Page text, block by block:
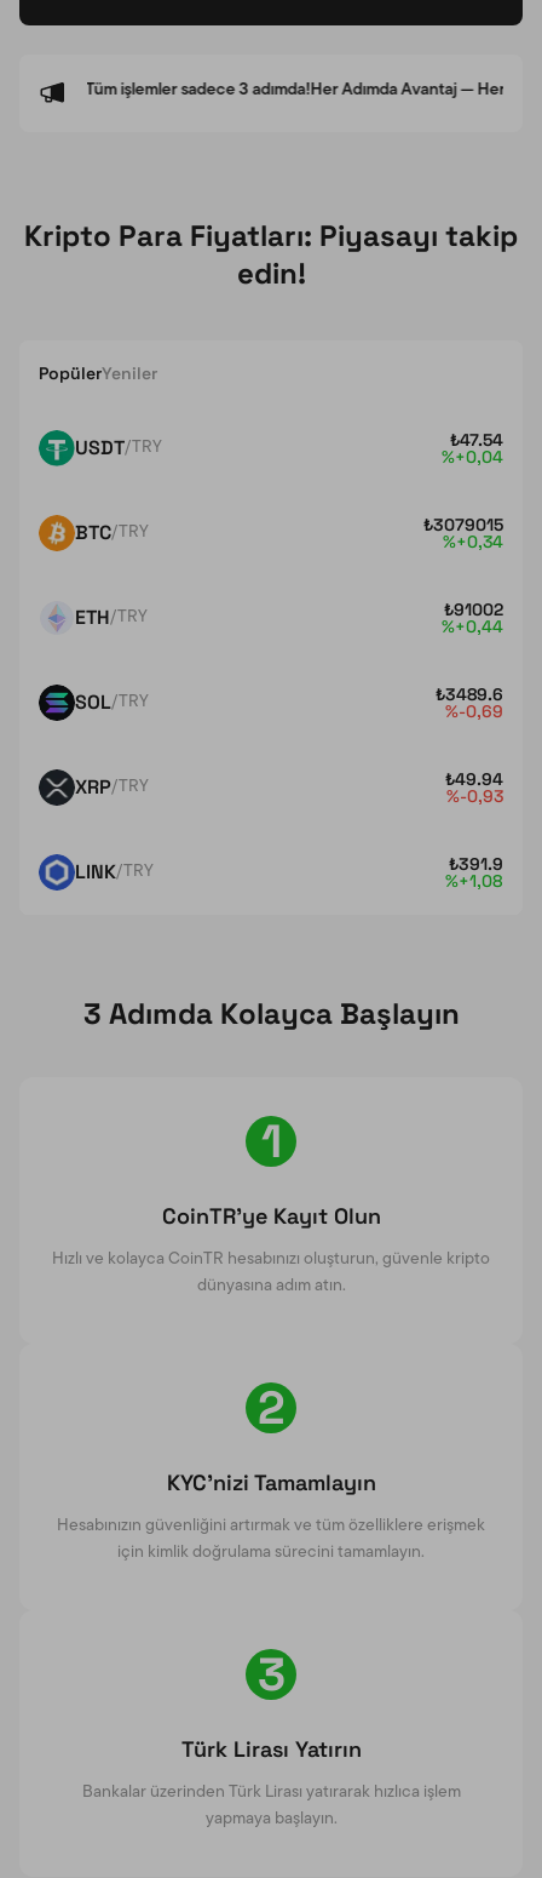
— Tüm işlemler sadece 3 adımda!Her Adımda Avantaj — Her
Kripto Para Fiyatları: Piyasayı takip
edin!
PopülerYeniler
USDT/TRY ₺47.54
%+0,04
BTC/TRY ₺3079015
%+0,34
ETH/TRY ₺91002
%+0,44
SOL/TRY ₺3489.6
%-0,69
XRP/TRY ₺49.94
%-0,93
LINK/TRY ₺391.9
%+1,08
3 Adımda Kolayca Başlayın
1
CoinTR’ye Kayıt Olun
Hızlı ve kolayca CoinTR hesabınızı oluşturun, güvenle kripto
dünyasına adım atın.
2
KYC’nizi Tamamlayın
Hesabınızın güvenliğini artırmak ve tüm özelliklere erişmek
için kimlik doğrulama sürecini tamamlayın.
3
Türk Lirası Yatırın
Bankalar üzerinden Türk Lirası yatırarak hızlıca işlem
yapmaya başlayın.